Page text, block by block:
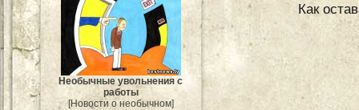
Необычные увольнения с
работы
[Новости о необычном]
Как